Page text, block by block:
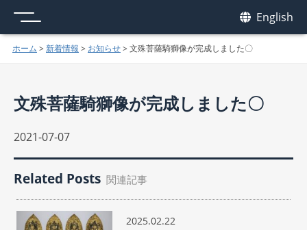
English
ホーム > 新着情報 > お知らせ> 文殊菩薩騎獅像が完成しました〇
文殊菩薩騎獅像が完成しました〇
2021-07-07
Related Posts 関連記事
2025.02.22